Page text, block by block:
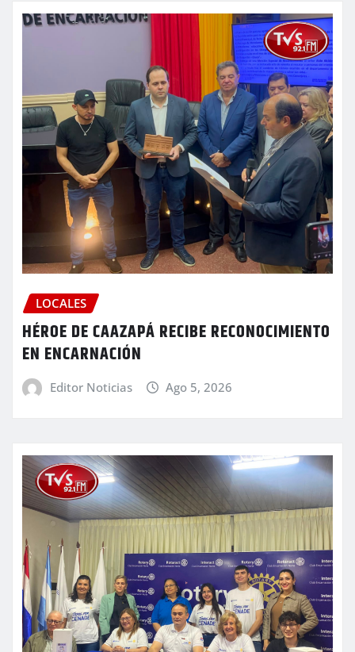
LOCALES
HÉROE DE CAAZAPÁ RECIBE RECONOCIMIENTO
EN ENCARNACIÓN
Editor Noticias Ago 5, 2026